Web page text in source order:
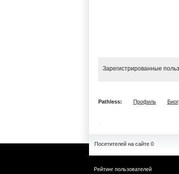
Зарегистрированные
Pathless: Профиль
Посетителей на сайте 0
Рейтинг пользователей